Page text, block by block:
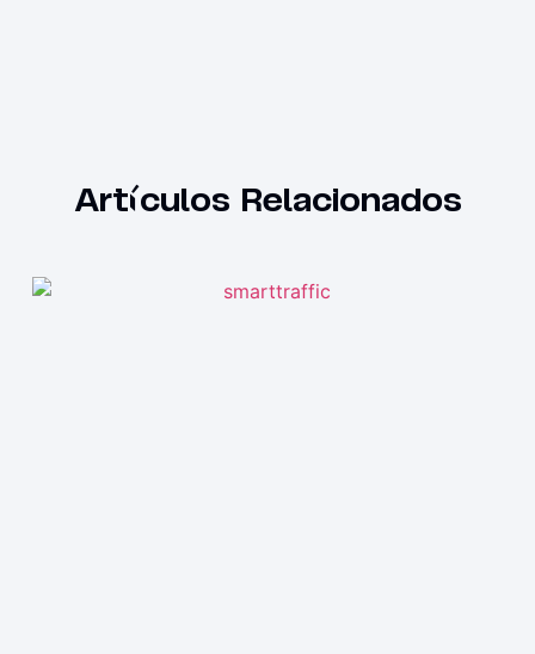
Artículos Relacionados